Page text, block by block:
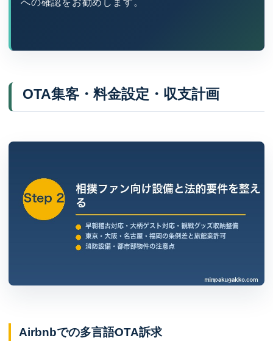
への確認をお勧めします。
OTA集客・料金設定・収支計画
Airbnbでの多言語OTA訴求